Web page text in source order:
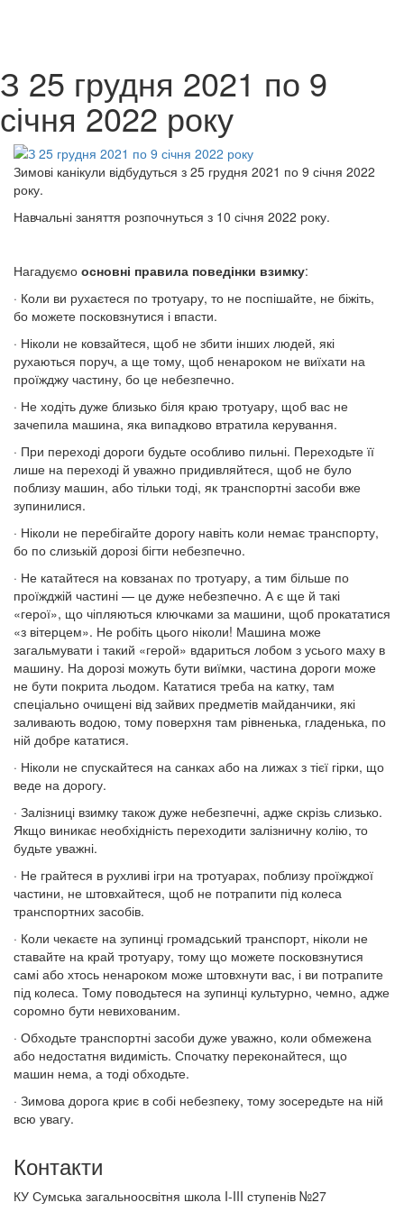
З 25 грудня 2021 по 9
січня 2022 року
Зимові канікули відбудуться з 25 грудня 2021 по 9 січня 2022
року.
Навчальні заняття розпочнуться з 10 січня 2022 року.
Нагадуємо основні правила поведінки взимку:
· Коли ви рухаєтеся по тротуару, то не поспішайте, не біжіть,
бо можете посковзнутися і впасти.
· Ніколи не ковзайтеся, щоб не збити інших людей, які
рухаються поруч, а ще тому, щоб ненароком не виїхати на
проїжджу частину, бо це небезпечно.
· Не ходіть дуже близько біля краю тротуару, щоб вас не
зачепила машина, яка випадково втратила керування.
· При переході дороги будьте особливо пильні. Переходьте її
лише на переході й уважно придивляйтеся, щоб не було
поблизу машин, або тільки тоді, як транспортні засоби вже
зупинилися.
· Ніколи не перебігайте дорогу навіть коли немає транспорту,
бо по слизькій дорозі бігти небезпечно.
· Не катайтеся на ковзанах по тротуару, а тим більше по
проїжджій частині — це дуже небезпечно. А є ще й такі
«герої», що чіпляються ключками за машини, щоб прокататися
«з вітерцем». Не робіть цього ніколи! Машина може
загальмувати і такий «герой» вдариться лобом з усього маху в
машину. На дорозі можуть бути виїмки, частина дороги може
не бути покрита льодом. Кататися треба на катку, там
спеціально очищені від зайвих предметів майданчики, які
заливають водою, тому поверхня там рівненька, гладенька, по
ній добре кататися.
· Ніколи не спускайтеся на санках або на лижах з тієї гірки, що
веде на дорогу.
· Залізниці взимку також дуже небезпечні, адже скрізь слизько.
Якщо виникає необхідність переходити залізничну колію, то
будьте уважні.
· Не грайтеся в рухливі ігри на тротуарах, поблизу проїжджої
частини, не штовхайтеся, щоб не потрапити під колеса
транспортних засобів.
· Коли чекаєте на зупинці громадський транспорт, ніколи не
ставайте на край тротуару, тому що можете посковзнутися
самі або хтось ненароком може штовхнути вас, і ви потрапите
під колеса. Тому поводьтеся на зупинці культурно, чемно, адже
соромно бути невихованим.
· Обходьте транспортні засоби дуже уважно, коли обмежена
або недостатня видимість. Спочатку переконайтеся, що
машин нема, а тоді обходьте.
· Зимова дорога криє в собі небезпеку, тому зосередьте на ній
всю увагу.
Контакти
КУ Сумська загальноосвітня школа I-III ступенів №27